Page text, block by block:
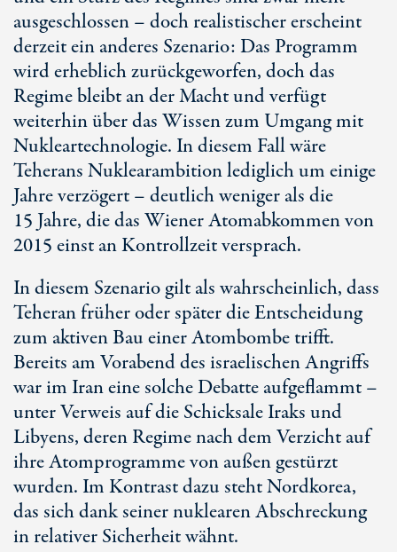
ausgeschlossen – doch realistischer erscheint
derzeit ein anderes Szenario: Das Programm
wird erheblich zurückgeworfen, doch das
Regime bleibt an der Macht und verfügt
weiterhin über das Wissen zum Umgang mit
Nukleartechnologie. In diesem Fall wäre
Teherans Nuklearambition lediglich um einige
Jahre verzögert – deutlich weniger als die
15 Jahre, die das Wiener Atomabkommen von
2015 einst an Kontrollzeit versprach.
In diesem Szenario gilt als wahrscheinlich, dass
Teheran früher oder später die Entscheidung
zum aktiven Bau einer Atombombe trifft.
Bereits am Vorabend des israelischen Angriffs
war im Iran eine solche Debatte aufgeflammt –
unter Verweis auf die Schicksale Iraks und
Libyens, deren Regime nach dem Verzicht auf
ihre Atomprogramme von außen gestürzt
wurden. Im Kontrast dazu steht Nordkorea,
das sich dank seiner nuklearen Abschreckung
in relativer Sicherheit wähnt.